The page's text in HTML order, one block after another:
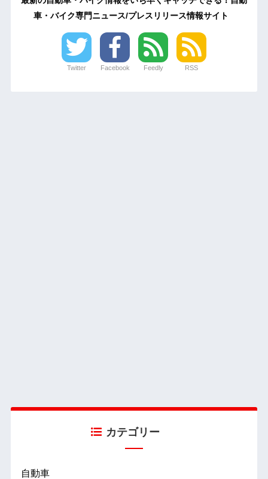
車・バイク専門ニュース/プレスリリース情報サイト
Twitter Facebook Feedly RSS
カテゴリー
自動車